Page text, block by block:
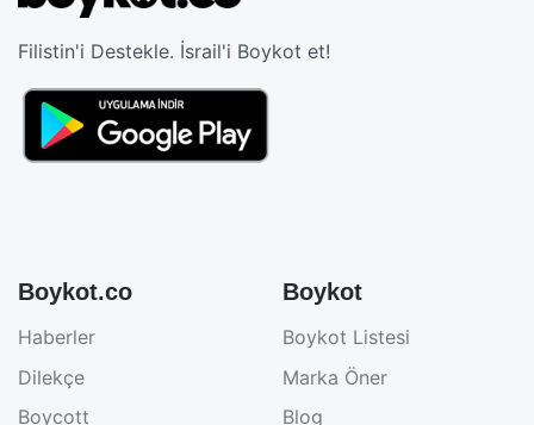
Filistin'i Destekle. İsrail'i Boykot et!
Boykot.co
Haberler
Dilekçe
Boycott
Boykot
Boykot Listesi
Marka Öner
Blog